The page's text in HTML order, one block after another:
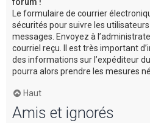
Le formulaire de courrier
sécurités pour suivre les
messages. Envoyez à
courriel reçu. Il est très important
des informations sur l’expéditeur
pourra alors prendre les mesures
Haut
Amis et ignorés